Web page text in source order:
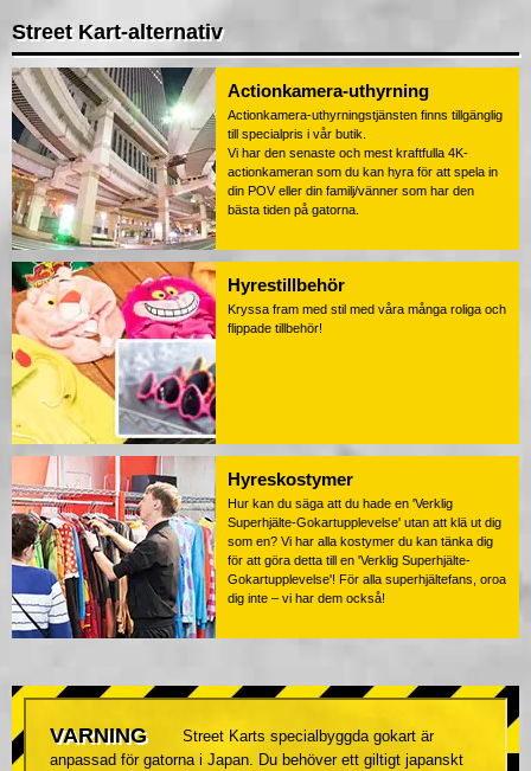
Street Kart-alternativ
Actionkamera-uthyrning
Actionkamera-uthyrningstjänsten finns tillgänglig
till specialpris i vår butik.
Vi har den senaste och mest kraftfulla 4K-
actionkameran som du kan hyra för att spela in
din POV eller din familj/vänner som har den
bästa tiden på gatorna.
Hyrestillbehör
Kryssa fram med stil med våra många roliga och
flippade tillbehör!
Hyreskostymer
Hur kan du säga att du hade en 'Verklig
Superhjälte-Gokartupplevelse' utan att klä ut dig
som en? Vi har alla kostymer du kan tänka dig
för att göra detta till en 'Verklig Superhjälte-
Gokartupplevelse'! För alla superhjältefans, oroa
dig inte – vi har dem också!
VARNING
Street Karts specialbyggda gokart är
anpassad för gatorna i Japan. Du behöver ett giltigt japanskt